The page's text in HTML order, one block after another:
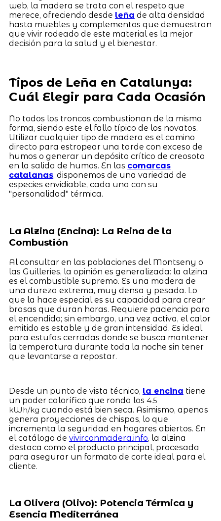
web, la madera se trata con el respeto que
merece, ofreciendo desde leña de alta densidad
hasta muebles y complementos que demuestran
que vivir rodeado de este material es la mejor
decisión para la salud y el bienestar.
Tipos de Leña en Catalunya:
Cuál Elegir para Cada Ocasión
No todos los troncos combustionan de la misma
forma, siendo este el fallo típico de los novatos.
Utilizar cualquier tipo de madera es el camino
directo para estropear una tarde con exceso de
humos o generar un depósito crítico de creosota
en la salida de humos. En las comarcas
catalanas, disponemos de una variedad de
especies envidiable, cada una con su
"personalidad" térmica.
La Alzina (Encina): La Reina de la
Combustión
Al consultar en las poblaciones del Montseny o
las Guilleries, la opinión es generalizada: la alzina
es el combustible supremo. Es una madera de
una dureza extrema, muy densa y pesada. Lo
que la hace especial es su capacidad para crear
brasas que duran horas. Requiere paciencia para
el encendido; sin embargo, una vez activa, el calor
emitido es estable y de gran intensidad. Es ideal
para estufas cerradas donde se busca mantener
la temperatura durante toda la noche sin tener
que levantarse a repostar.
Desde un punto de vista técnico, la encina tiene
un poder calorífico que ronda los 4.5
kWh/kg cuando está bien seca. Asimismo, apenas
genera proyecciones de chispas, lo que
incrementa la seguridad en hogares abiertos. En
el catálogo de vivirconmadera.info, la alzina
destaca como el producto principal, procesada
para asegurar un formato de corte ideal para el
cliente.
La Olivera (Olivo): Potencia Térmica y
Esencia Mediterránea